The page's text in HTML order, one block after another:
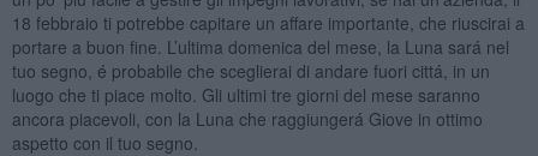
18 febbraio ti potrebbe capitare un affare importante, che riuscirai a
portare a buon fine. L’ultima domenica del mese, la Luna sará nel
tuo segno, é probabile che sceglierai di andare fuori cittá, in un
luogo che ti piace molto. Gli ultimi tre giorni del mese saranno
ancora piacevoli, con la Luna che raggiungerá Giove in ottimo
aspetto con il tuo segno.